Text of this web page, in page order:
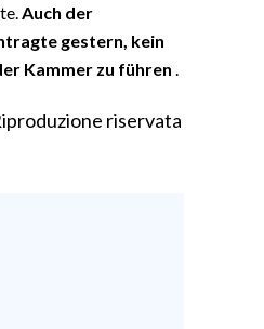
Auch der
gestern, kein
Kammer zu führen
riservata